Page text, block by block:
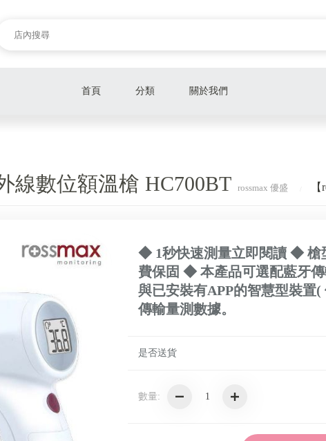
首頁 分類 關於我們
rossmax 優盛
線數位額溫槍 HC700BT
◆ 1秒快速測量立即閱讀 ◆ 槍
費保固 ◆ 本產品可選配藍牙
與已安裝有APP的智慧型裝置
傳輸量測數據。
是否送貨
數量: